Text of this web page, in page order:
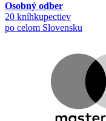
Osobný odber
20 kníhkupectiev
po celom Slovensku